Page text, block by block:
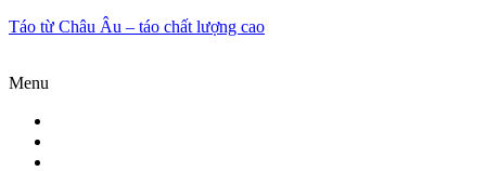
Táo từ Châu Âu – táo chất lượng cao
Menu